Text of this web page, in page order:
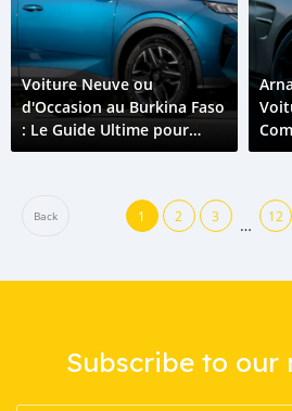
Voiture Neuve ou
d'Occasion au Burkina Faso
: Le Guide Ultime pour
Choisir en 2026
Back 1 2 3 … 12
Subscribe to our